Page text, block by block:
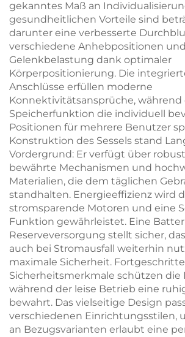
gekanntes Maß an
gesundheitlichen Vorteile sind
darunter eine verbesserte
verschiedene Anhebpositionen
Gelenkbelastung dank optimaler
Körperpositionierung. Die
Anschlüsse erfüllen moderne
Konnektivitätsansprüche, während
Speicherfunktion die individuell
Positionen für mehrere Benutzer
Konstruktion des Sessels stand
Vordergrund: Er verfügt über
bewährte Mechanismen und
Materialien, die dem täglichen
standhalten. Energieeffizienz wird
stromsparende Motoren und eine
Funktion gewährleistet. Eine
Reserveversorgung stellt sicher,
auch bei Stromausfall weiterhin
maximale Sicherheit.
Sicherheitsmerkmale schützen die
während der leise Betrieb eine
bewahrt. Das vielseitige Design
verschiedenen Einrichtungsstilen,
an Bezugsvarianten erlaubt eine